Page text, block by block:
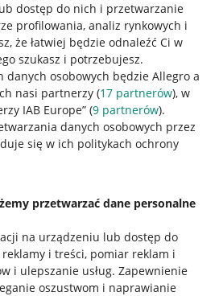
dostęp do nich i przetwarzanie
profilowania, analiz rynkowych i
że łatwiej będzie odnaleźć Ci w
szukasz i potrzebujesz.
osobowych będzie Allegro a
nasi partnerzy (17 partnerów), w
IAB Europe” (9 partnerów).
danych osobowych przez
się w ich politykach ochrony
przetwarzać dane personalne
na urządzeniu lub dostęp do
i treści, pomiar reklam i
i ulepszanie usług. Zapewnienie
oszustwom i naprawianie